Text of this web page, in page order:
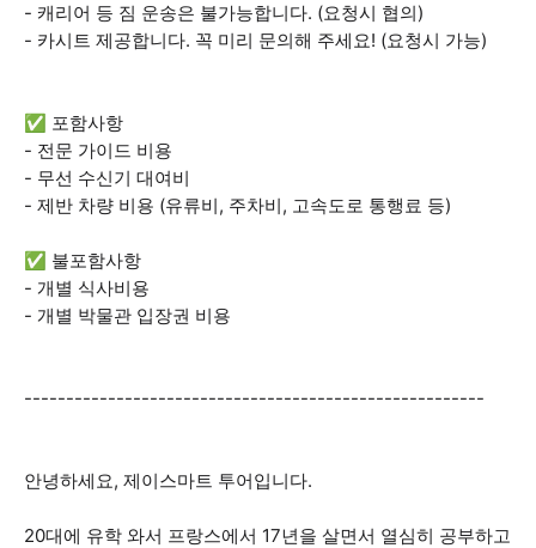
- 캐리어 등 짐 운송은 불가능합니다. (요청시 협의)
- 카시트 제공합니다. 꼭 미리 문의해 주세요! (요청시 가능)
✅ 포함사항
- 전문 가이드 비용
- 무선 수신기 대여비
- 제반 차량 비용 (유류비, 주차비, 고속도로 통행료 등)
✅ 불포함사항
- 개별 식사비용
- 개별 박물관 입장권 비용
-------------------------------------------------------
안녕하세요, 제이스마트 투어입니다.
20대에 유학 와서 프랑스에서 17년을 살면서 열심히 공부하고